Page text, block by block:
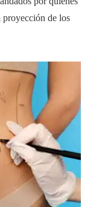
de los